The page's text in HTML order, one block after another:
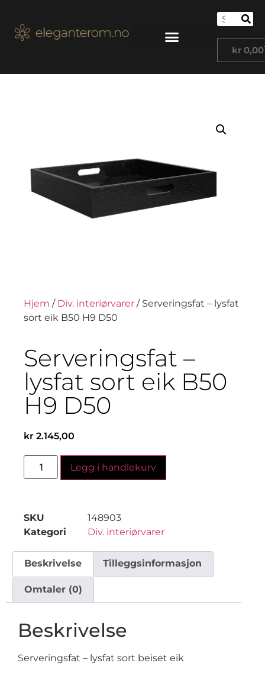
kr0,00
Hjem / Div. interiørvarer / Serveringsfat – lysfat
sort eik B50 H9 D50
Serveringsfat –
lysfat sort eik B50
H9 D50
kr 2.145,00
Legg i handlekurv
SKU
148903
Kategori
Div. interiørvarer
Beskrivelse Tilleggsinformasjon
Omtaler (0)
Beskrivelse
Serveringsfat – lysfat sort beiset eik